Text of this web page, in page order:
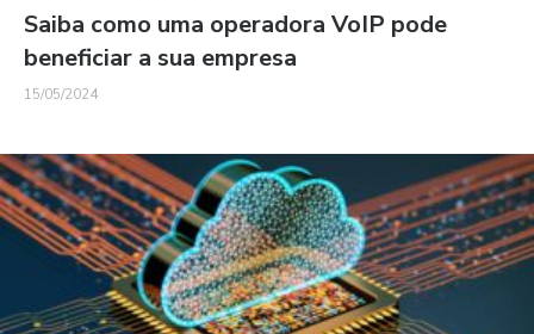
Saiba como uma operadora VoIP pode
beneficiar a sua empresa
15/05/2024